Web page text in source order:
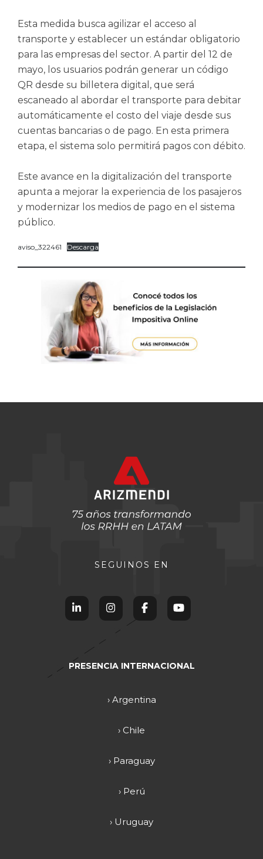
Esta medida busca agilizar el acceso al
transporte y establecer un estándar obligatorio
para las empresas del sector. A partir del 12 de
mayo, los usuarios podrán generar un código
QR desde su billetera digital, que será
escaneado al abordar el transporte para debitar
automáticamente el costo del viaje desde sus
cuentas bancarias o de pago. En esta primera
etapa, el sistema solo permitirá pagos con débito.
Este avance en la digitalización del transporte
apunta a mejorar la experiencia de los pasajeros
y modernizar los medios de pago en el sistema
público.
aviso_322461 Descarga
SEGUINOS EN
PRESENCIA INTERNACIONAL
› Argentina
› Chile
› Paraguay
› Perú
› Uruguay